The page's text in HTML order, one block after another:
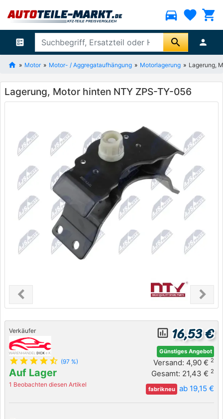
directions_car favorite shopping_cart
ballot search person
Motor Motor- / Aggregataufhängung Motorlagerung Lagerung,
Lagerung, Motor hinten NTY ZPS-TY-056
chevron_leftPrevious chevron_right
Next
Verkäufer
star star star star star_half (97 %)
Auf Lager
1 Beobachten diesen Artikel
insert_chart_outlined 16,53 €
Günstiges Angebot
Versand: 4,90 € 2
Gesamt: 21,43 € 2
fabrikneu ab 19,15 €